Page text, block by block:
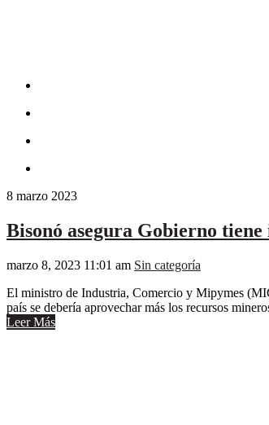
8 marzo 2023
Bisonó asegura Gobierno
marzo 8, 2023 11:01 am Sin categoría
El ministro de Industria, Comercio y Mipymes
país se debería aprovechar más los recursos
Leer Más